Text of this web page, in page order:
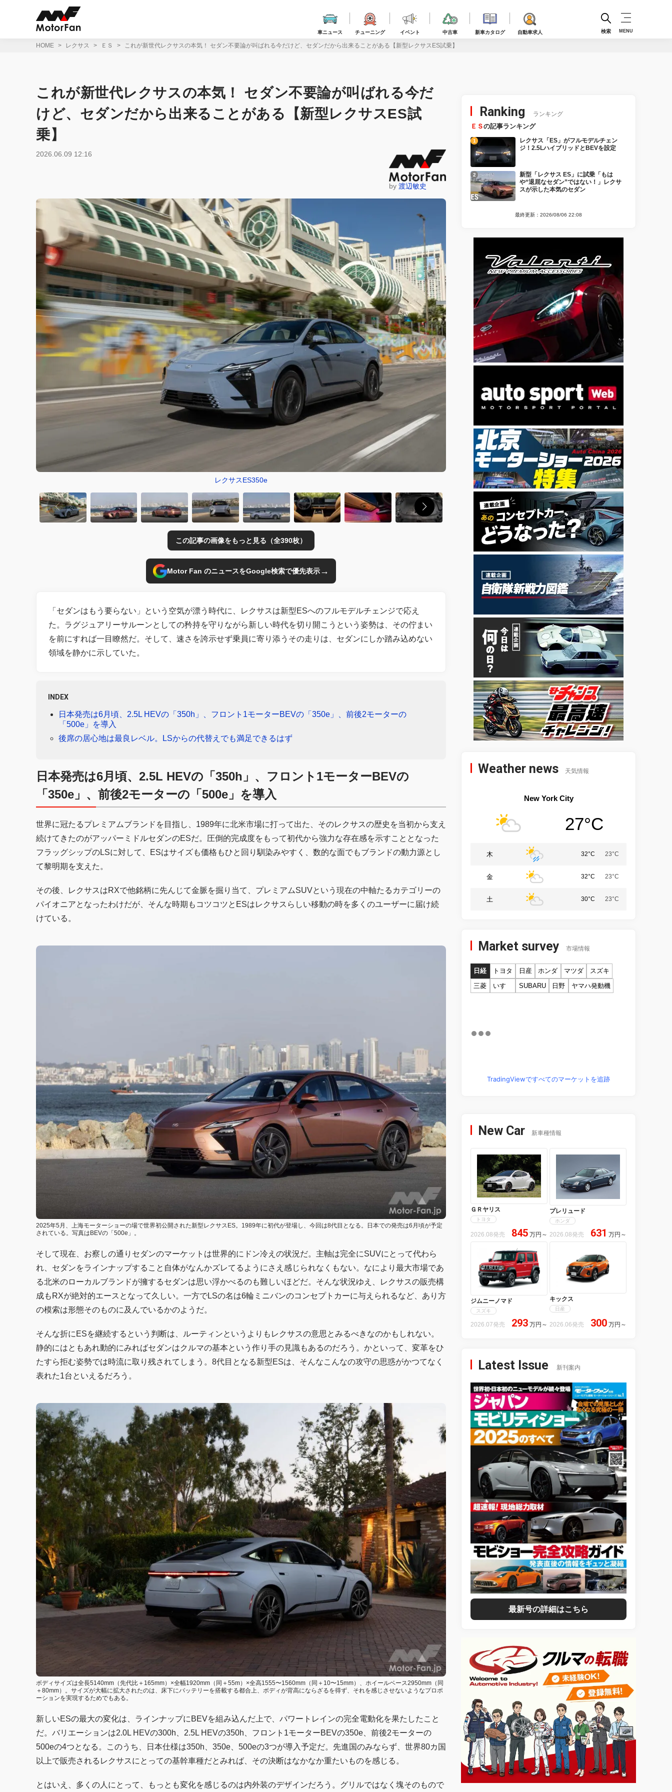
車ニュース チューニング イベント 中古車 新車カタログ 自動車求人 検索 MENU
HOME レクサス ＥＳ これが新世代レクサスの本気！ セダン不要論が叫ばれる今だけど、セダンだから出来ることがある【新型レクサスES試乗】
これが新世代レクサスの本気！ セダン不要論が叫ばれる今だ
けど、セダンだから出来ることがある【新型レクサスES試
乗】
2026.06.09 12:16
by 渡辺敏史
レクサスES350e
この記事の画像をもっと見る（全390枚）
Motor Fan のニュースをGoogle検索で優先表示→
「セダンはもう要らない」という空気が漂う時代に、レクサスは新型ESへのフルモデルチェンジで応え
た。ラグジュアリーサルーンとしての矜持を守りながら新しい時代を切り開こうという姿勢は、その佇まい
を前にすれば一目瞭然だ。そして、速さを誇示せず乗員に寄り添うその走りは、セダンにしか踏み込めない
領域を静かに示していた。
INDEX
日本発売は6月頃、2.5L HEVの「350h」、フロント1モーターBEVの「350e」、前後2モーターの
「500e」を導入
後席の居心地は最良レベル。LSからの代替えでも満足できるはず
日本発売は6月頃、2.5L HEVの「350h」、フロント1モーターBEVの
「350e」、前後2モーターの「500e」を導入
世界に冠たるプレミアムブランドを目指し、1989年に北米市場に打って出た、そのレクサスの歴史を当初から支え
続けてきたのがアッパーミドルセダンのESだ。圧倒的完成度をもって初代から強力な存在感を示すこととなった
フラッグシップのLSに対して、ESはサイズも価格もひと回り馴染みやすく、数的な面でもブランドの動力源とし
て黎明期を支えた。
その後、レクサスはRXで他銘柄に先んじて金脈を掘り当て、プレミアムSUVという現在の中軸たるカテゴリーの
パイオニアとなったわけだが、そんな時期もコツコツとESはレクサスらしい移動の時を多くのユーザーに届け続
けている。
2025年5月、上海モーターショーの場で世界初公開された新型レクサスES。1989年に初代が登場し、今回は8代目となる。日本での発売は6月頃が予定
されている。写真はBEVの「500e」。
そして現在、お察しの通りセダンのマーケットは世界的にドン冷えの状況だ。主軸は完全にSUVにとって代わら
れ、セダンをラインナップすること自体がなんかズレてるようにさえ感じられなくもない。なにより最大市場であ
る北米のローカルブランドが擁するセダンは思い浮かべるのも難しいほどだ。そんな状況ゆえ、レクサスの販売構
成もRXが絶対的エースとなって久しい。一方でLSの名は6輪ミニバンのコンセプトカーに与えられるなど、あり方
の模索は形態そのものに及んでいるかのようだ。
そんな折にESを継続するという判断は、ルーティンというよりもレクサスの意思とみるべきなのかもしれない。
静的にはともあれ動的にみればセダンはクルマの基本という作り手の見識もあるのだろう。かといって、変革をひ
たすら拒む姿勢では時流に取り残されてしまう。8代目となる新型ESは、そんなこんなの攻守の思惑がかつてなく
表れた1台といえるだろう。
ボディサイズは全長5140mm（先代比＋165mm）×全幅1920mm（同＋55m）×全高1555〜1560mm（同＋10〜15mm）、ホイールベース2950mm（同
＋80mm）。サイズが大幅に拡大されたのは、床下にバッテリーを搭載する都合上、ボディが背高にならざるを得ず、それを感じさせないようなプロポ
ーションを実現するためでもある。
新しいESの最大の変化は、ラインナップにBEVを組み込んだ上で、パワートレインの完全電動化を果たしたこと
だ。バリエーションは2.0L HEVの300h、2.5L HEVの350h、フロント1モーターBEVの350e、前後2モーターの
500eの4つとなる。このうち、日本仕様は350h、350e、500eの3つが導入予定だ。先進国のみならず、世界80カ国
以上で販売されるレクサスにとっての基幹車種だとみれば、その決断はなかなか重たいものを感じる。
とはいえ、多くの人にとって、もっとも変化を感じるのは内外装のデザインだろう。グリルではなく塊そのもので
Ranking ランキング
ＥＳの記事ランキング
レクサス「ES」がフルモデルチェン
ジ！2.5LハイブリッドとBEVを設定
新型「レクサス ES」に試乗「もは
や“退屈なセダン”ではない！」レクサ
スが示した本気のセダン
最終更新：2026/08/06 22:08
Weather news 天気情報
New York City
27°C
木 32°C 23°C
金 32°C 23°C
土 30°C 23°C
Market survey 市場情報
日経 トヨタ 日産 ホンダ マツダ
スズキ
三菱
いすゞ SUBARU 日野 ヤマハ発動機
TradingViewですべてのマーケットを追跡
New Car 新車種情報
ＧＲヤリス
トヨタ
2026.08発売 845 万円 ～
プレリュード
ホンダ
2026.08発売 631 万円 ～
ジムニーノマド
スズキ
2026.07発売 293 万円 ～
キックス
日産
2026.06発売 300 万円 ～
Latest Issue 新刊案内
最新号の詳細はこちら